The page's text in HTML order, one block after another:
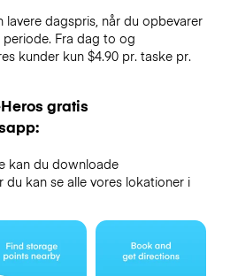
dagspris, når du opbevarer
Fra dag to og
kunder kun $4.90 pr. taske pr.
gratis
kan du downloade
du kan se alle vores lokationer i